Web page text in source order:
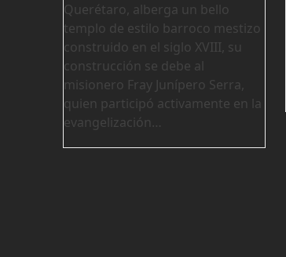
Querétaro, alberga un bello
templo de estilo barroco mestizo
construido en el siglo XVIII, su
construcción se debe al
misionero Fray Junípero Serra,
quien participó activamente en la
evangelización…